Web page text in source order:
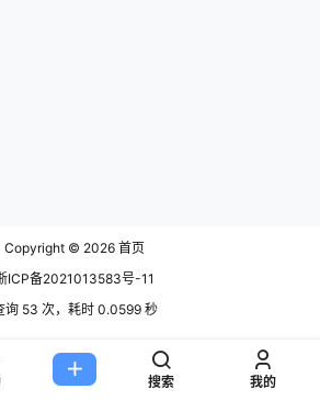
Copyright © 2026 首页
ICP备2021013583号-11
询 53 次，耗时 0.0599 秒
搜索 我的